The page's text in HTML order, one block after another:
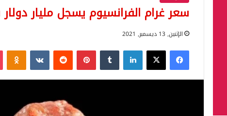
سعر غرام الفرانسيوم يسجل مليار
الإثنين, 13 ديسمبر, 2021
فيسبوك‫X لينكدإن بينتيريست